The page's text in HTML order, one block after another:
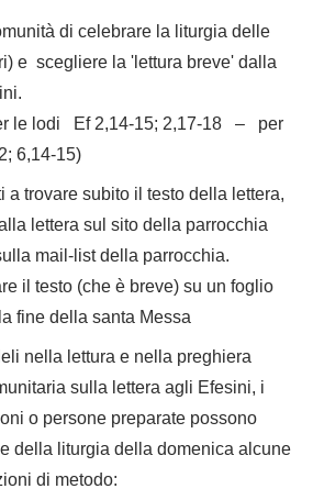
di celebrare la liturgia delle
e scegliere la 'lettura breve' dalla
le lodi Ef 2,14-15; 2,17-18 – per
6,14-15)
a trovare subito il testo della lettera,
lettera sul sito della parrocchia
mail-list della parrocchia.
il testo (che è breve) su un foglio
fine della santa Messa
nella lettura e nella preghiera
sulla lettera agli Efesini, i
o persone preparate possono
della liturgia della domenica alcune
di metodo: